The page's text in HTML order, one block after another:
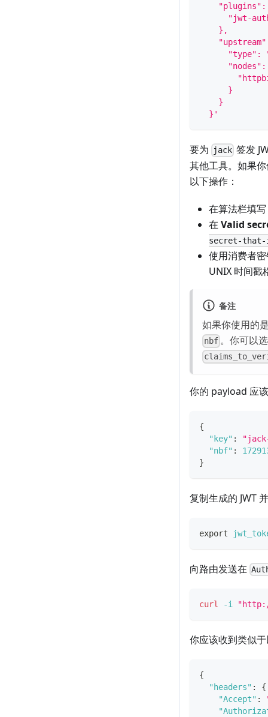
"plugins":
"jwt-
    },
"type":
"nodes":
      }
    }
  }'
要为 jack 签发
其他工具。如果
以下操作：
在算法栏填写
在 Valid
secret-
使用消费者
UNIX 时间戳
备注
如果你使用的
nbf 。你可以
你的 payload 应
{
"key" :
"nbf" :
}
复制生成的 JWT
export
向路由发送在
curl -i
你应该收到类似
{
"headers" :
{
"Accept" :